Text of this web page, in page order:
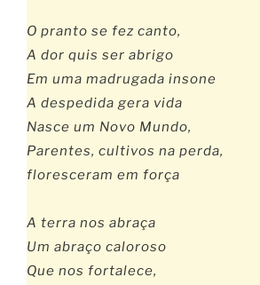
O pranto se fez canto,
A dor quis ser abrigo
Em uma madrugada insone
A despedida gera vida
Nasce um Novo Mundo,
Parentes, cultivos na perda,
floresceram em força
A terra nos abraça
Um abraço caloroso
Que nos fortalece,